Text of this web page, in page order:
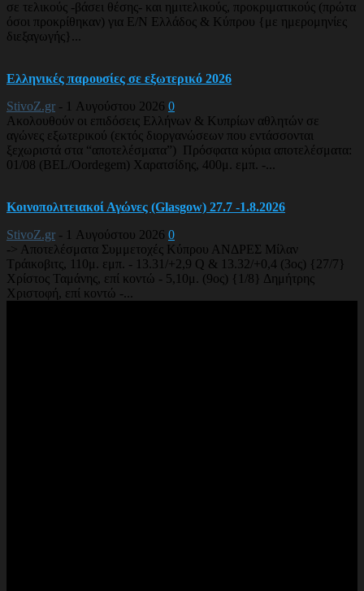
σε τελικούς -βάσει θέσης- και ημιτελικούς, προκριματικούς (πρώτα
όσοι προκρίθηκαν) για Ε/Ν Ελλάδος & Κύπρου {με ημερομηνίες
διεξαγωγής}...
Ελληνικές παρουσίες σε εξωτερικό 2026
StivoZ.gr - 1 Αυγούστου 2026 0
Ακολουθούν οι επιδόσεις Ελλήνων & Κυπρίων αθλητών σε
αγώνες εξωτερικού (εκτός διοργανώσεων που εντάσσονται
ξεχωριστά στα “αποτελέσματα”) Πρόσφατα κύρια αποτελέσματα:
01/08 (BEL/Oordegem) Χαρατσίδης, 400μ. εμπ. -...
Κοινοπολιτειακοί Αγώνες (Glasgow) 27.7 -1.8.2026
StivoZ.gr - 1 Αυγούστου 2026 0
-> Αποτελέσματα Συμμετοχές Κύπρου ΑΝΔΡΕΣ Μίλαν
Τράικοβιτς, 110μ. εμπ. - 13.31/+2,9 Q & 13.32/+0,4 (3ος) {27/7}
Χρίστος Ταμάνης, επί κοντώ - 5,10μ. (9ος) {1/8} Δημήτρης
Χριστοφή, επί κοντώ -...